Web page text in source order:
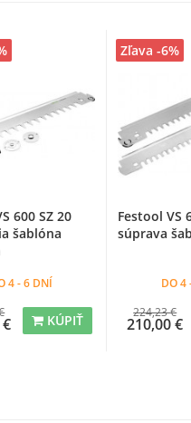
600 SZ 20
šablóna
4 - 6 DNÍ
KÚPIŤ
Festool VS
súprava
DO 4
224,23 €
210,00 €
Zľava -6%